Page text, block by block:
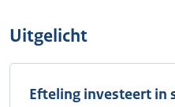
Uitgelicht
Efteling investeert in